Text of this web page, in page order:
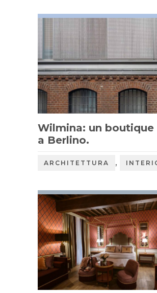
Wilmina: un boutique
a Berlino.
ARCHITETTURA ,